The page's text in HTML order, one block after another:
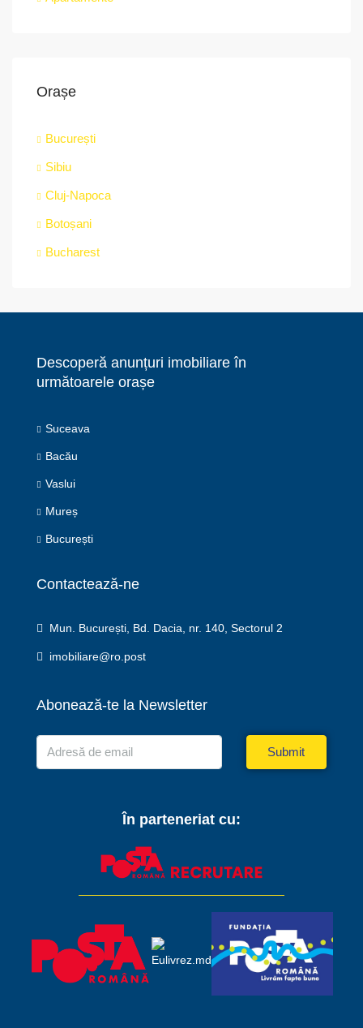
Orașe
București
Sibiu
Cluj-Napoca
Botoșani
Bucharest
Descoperă anunțuri imobiliare în
următoarele orașe
Suceava
Bacău
Vaslui
Mureș
București
Contactează-ne
Mun. București, Bd. Dacia, nr. 140, Sectorul 2
imobiliare@ro.post
Abonează-te la Newsletter
Submit
În parteneriat cu: